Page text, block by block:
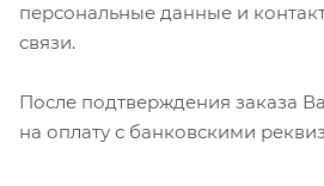
персональные данные и
связи.
После подтверждения заказа
на оплату с банковскими